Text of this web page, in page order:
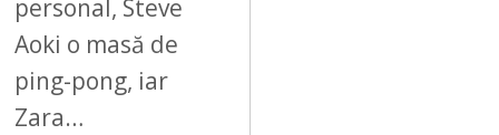
personal, Steve
Aoki o masă de
ping-pong, iar
Zara…